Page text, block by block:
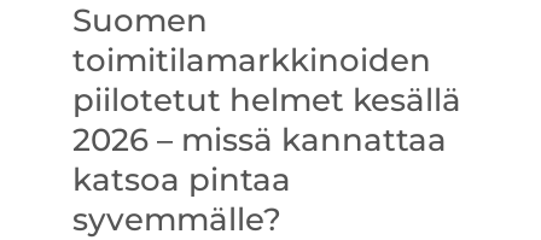
Suomen
toimitilamarkkinoiden
piilotetut helmet kesällä
2026 – missä kannattaa
katsoa pintaa
syvemmälle?